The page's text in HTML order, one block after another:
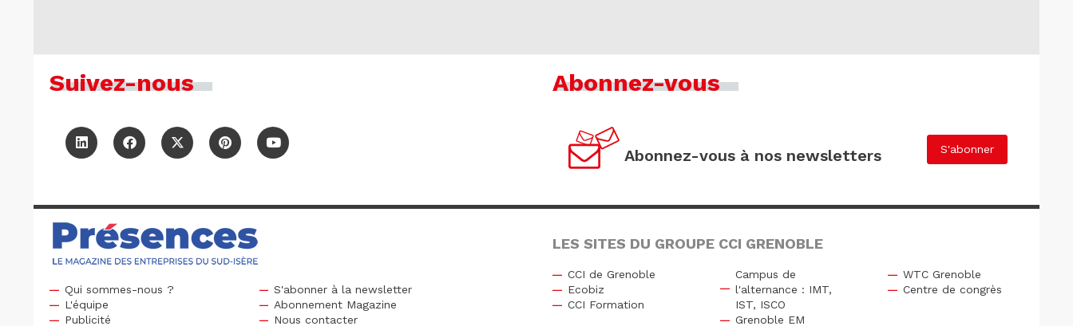
Suivez-nous Abonnez-vous
Abonnez-vous à nos newsletters S'abonner
Qui sommes-nous ?
L'équipe
Publicité
S'abonner à la newsletter
Abonnement Magazine
Nous contacter
LES SITES DU GROUPE CCI GRENOBLE
CCI de Grenoble
Ecobiz
CCI Formation
Campus de
l'alternance : IMT,
IST, ISCO
Grenoble EM
WTC Grenoble
Centre de congrès